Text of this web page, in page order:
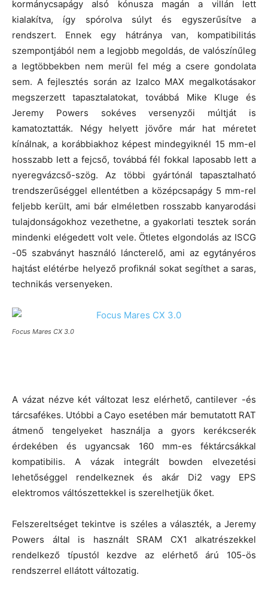
kormánycsapágy alsó kónusza magán a villán lett
kialakítva, így spórolva súlyt és egyszerűsítve a
rendszert. Ennek egy hátránya van, kompatibilitás
szempontjából nem a legjobb megoldás, de valószínűleg
a legtöbbekben nem merül fel még a csere gondolata
sem. A fejlesztés során az Izalco MAX megalkotásakor
megszerzett tapasztalatokat, továbbá Mike Kluge és
Jeremy Powers sokéves versenyzői múltját is
kamatoztatták. Négy helyett jövőre már hat méretet
kínálnak, a korábbiakhoz képest mindegyiknél 15 mm-el
hosszabb lett a fejcső, továbbá fél fokkal laposabb lett a
nyeregvázcső-szög. Az többi gyártónál tapasztalható
trendszerűséggel ellentétben a középcsapágy 5 mm-rel
feljebb került, ami bár elméletben rosszabb kanyarodási
tulajdonságokhoz vezethetne, a gyakorlati tesztek során
mindenki elégedett volt vele. Ötletes elgondolás az ISCG
-05 szabványt használó láncterelő, ami az egytányéros
hajtást elétérbe helyező profiknál sokat segíthet a saras,
technikás versenyeken.
Focus Mares CX 3.0
A vázat nézve két változat lesz elérhető, cantilever -és
tárcsafékes. Utóbbi a Cayo esetében már bemutatott RAT
átmenő tengelyeket használja a gyors kerékcserék
érdekében és ugyancsak 160 mm-es féktárcsákkal
kompatibilis. A vázak integrált bowden elvezetési
lehetőséggel rendelkeznek és akár Di2 vagy EPS
elektromos váltószettekkel is szerelhetjük őket.
Felszereltséget tekintve is széles a választék, a Jeremy
Powers által is használt SRAM CX1 alkatrészekkel
rendelkező típustól kezdve az elérhető árú 105-ös
rendszerrel ellátott változatig.